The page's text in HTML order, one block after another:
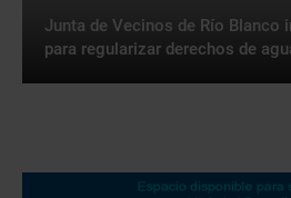
Junta de Vecinos de Río Blanco
para regularizar derechos de